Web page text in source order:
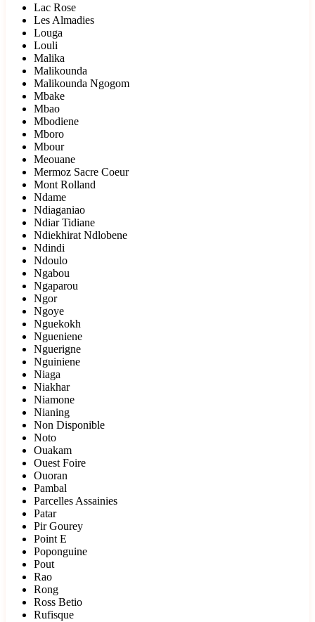
Lac Rose
Les Almadies
Louga
Louli
Malika
Malikounda
Malikounda Ngogom
Mbake
Mbao
Mbodiene
Mboro
Mbour
Meouane
Mermoz Sacre Coeur
Mont Rolland
Ndame
Ndiaganiao
Ndiar Tidiane
Ndiekhirat Ndlobene
Ndindi
Ndoulo
Ngabou
Ngaparou
Ngor
Ngoye
Nguekokh
Ngueniene
Nguerigne
Nguiniene
Niaga
Niakhar
Niamone
Nianing
Non Disponible
Noto
Ouakam
Ouest Foire
Ouoran
Pambal
Parcelles Assainies
Patar
Pir Gourey
Point E
Poponguine
Pout
Rao
Rong
Ross Betio
Rufisque